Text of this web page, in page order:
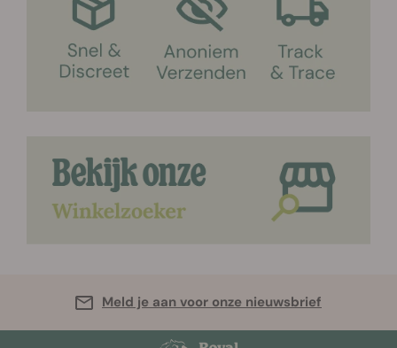
Meld je aan voor onze nieuwsbrief